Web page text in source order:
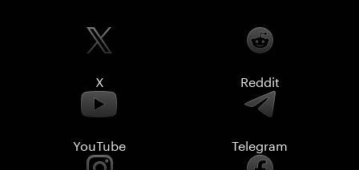
X Reddit
YouTube Telegram